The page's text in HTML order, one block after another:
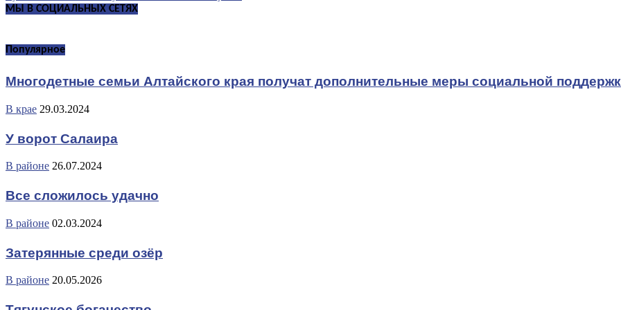
МЫ В СОЦИАЛЬНЫХ СЕТЯХ
Популярное
Многодетные семьи Алтайского края получат дополнительные меры социальной
В крае 29.03.2024
У ворот Салаира
В районе 26.07.2024
Все сложилось удачно
В районе 02.03.2024
Затерянные среди озёр
В районе 20.05.2026